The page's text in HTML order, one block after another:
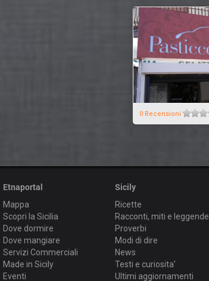
0 Recensioni
Etnaportal
Mappa
Scopri la Sicilia
Dove dormire
Dove mangiare
Servizi Commerciali
Made in Sicily
Eventi
Sicily
Ricette
Racconti, miti e leggende
Proverbi
Modi di dire
News
Testi e curiosita'
Ultimi aggiornamenti